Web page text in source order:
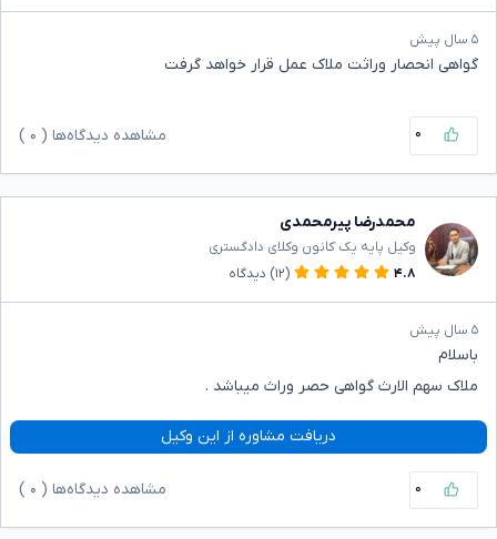
۵ سال پیش
گواهی انحصار وراثت ملاک عمل قرار خواهد گرفت
۰ مشاهده دیدگاه‌ها ( ۰
محمدرضا پیرمحمدی
وکیل پایه یک کانون وکلای دادگستری
۴.۸
(۱۲) دیدگاه
۵ سال پیش
باسلام
ملاک سهم الارث گواهی حصر وراث میباشد .
دریافت مشاوره از این وکیل
۰ مشاهده دیدگاه‌ها ( ۰